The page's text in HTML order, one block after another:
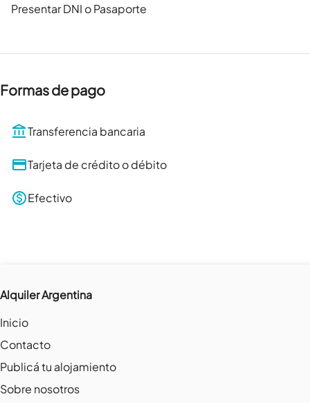
Presentar DNI o Pasaporte
Formas de pago
Transferencia bancaria
Tarjeta de crédito o débito
Efectivo
Alquiler Argentina
Inicio
Contacto
Publicá tu alojamiento
Sobre nosotros